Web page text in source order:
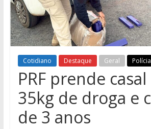
Cotidiano Destaque Geral Polícia
PRF prende
35kg de droga e
de 3 anos